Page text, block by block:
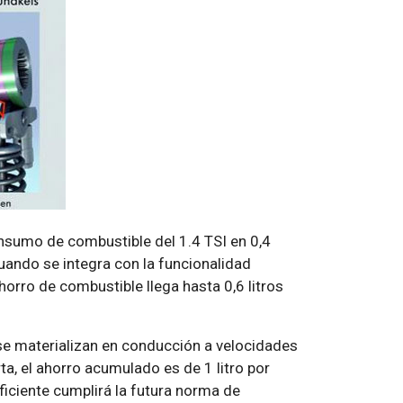
de combustible del 1.4 TSI en 0,4
se integra con la funcionalidad
de combustible llega hasta 0,6 litros
materializan en conducción a velocidades
el ahorro acumulado es de 1 litro por
cumplirá la futura norma de